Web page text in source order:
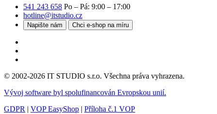
541 243 658 Po – Pá: 9:00 – 17:00
hotline@itstudio.cz
Napište nám Chci e-shop na míru
© 2002-2026 IT STUDIO s.r.o. Všechna práva vyhrazena.
Vývoj software byl spolufinancován Evropskou unií.
GDPR | VOP EasyShop | Příloha č.1 VOP